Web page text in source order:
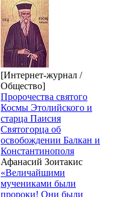
[Интернет-журнал /
Общество]
Пророчества святого
Космы Этолийского и
старца Паисия
Святогорца об
освобождении Балкан и
Константинополя
Афанасий Зоитакис
«Величайшими
мучениками были
пророки! Они были